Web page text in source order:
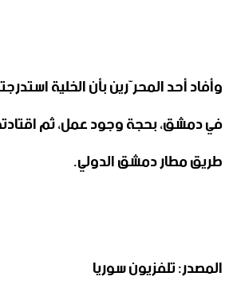
وأفاد أحد المحرّرين بأن الخلية
في دمشق، بحجة وجود عمل، ثم
طريق مطار دمشق الدولي.
المصدر: تلفزيون سوريا